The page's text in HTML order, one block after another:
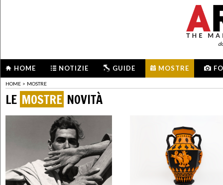
HOME NOTIZIE GUIDE MOSTRE
HOME > MOSTRE
LE MOSTRE NOVITÀ